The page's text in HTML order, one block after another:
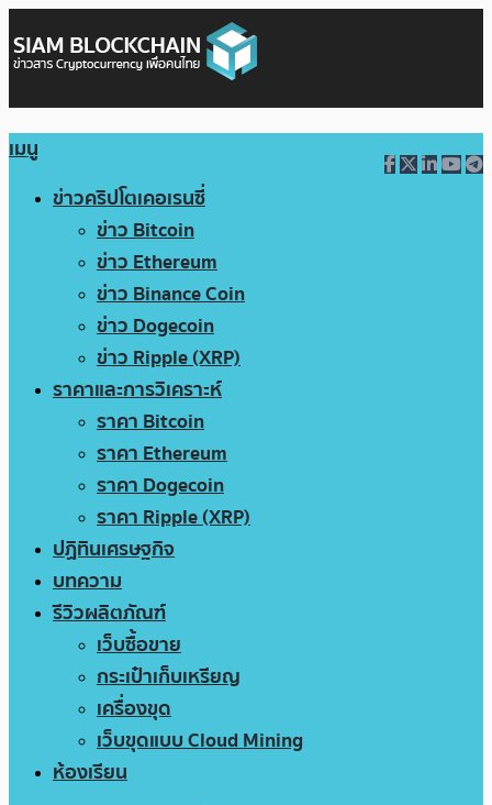
เมนู
ข่าวคริปโตเคอเรนซี่
ข่าว Bitcoin
ข่าว Ethereum
ข่าว Binance Coin
ข่าว Dogecoin
ข่าว Ripple (XRP)
ราคาและการวิเคราะห์
ราคา Bitcoin
ราคา Ethereum
ราคา Dogecoin
ราคา Ripple (XRP)
ปฏิทินเศรษฐกิจ
บทความ
รีวิวผลิตภัณฑ์
เว็บซื้อขาย
กระเป๋าเก็บเหรียญ
เครื่องขุด
เว็บขุดแบบ Cloud Mining
ห้องเรียน